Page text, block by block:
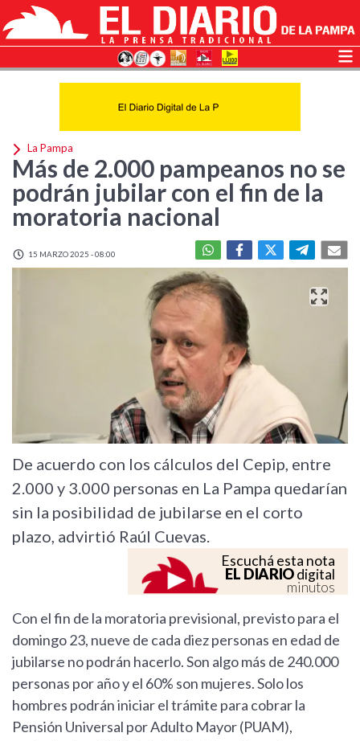
La Pampa
Más de 2.000 pampeanos no se
podrán jubilar con el fin de la
moratoria nacional
15 MARZO 2025 - 08:00
De acuerdo con los cálculos del Cepip, entre
2.000 y 3.000 personas en La Pampa quedarían
sin la posibilidad de jubilarse en el corto
plazo, advirtió Raúl Cuevas.
Escuchá esta nota
EL DIARIOdigital
minutos
Con el fin de la moratoria previsional, previsto para el
domingo 23, nueve de cada diez personas en edad de
jubilarse no podrán hacerlo. Son algo más de 240.000
personas por año y el 60% son mujeres. Solo los
hombres podrán iniciar el trámite para cobrar la
Pensión Universal por Adulto Mayor (PUAM),